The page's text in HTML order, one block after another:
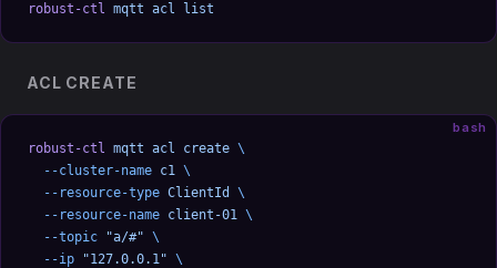
robust-ctl mqtt acl list
ACL CREATE
bash
robust-ctl mqtt acl create \
  --cluster-name
c1 \
  --resource-type
ClientId
\
  --resource-name
client-01 \
  --topic
"a/#" \
  --ip
"127.0.0.1" \